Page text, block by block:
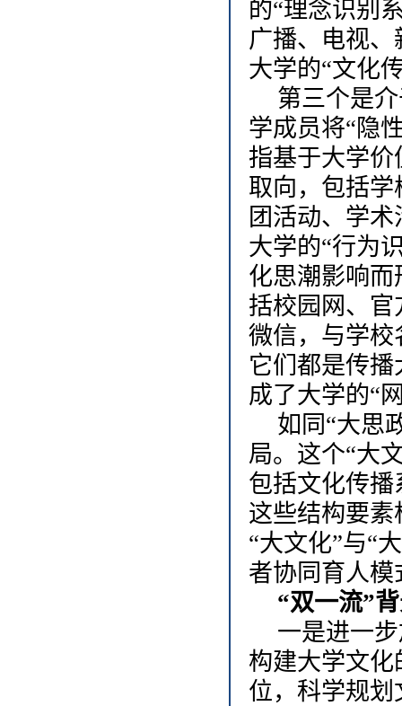
的“理念识别
广播、电视
大学的“文化
第三个是
学成员将“隐
指基于大学
取向，包括
团活动、学
大学的“行为
化思潮影响
括校园网、
微信，与学
它们都是传
成了大学的“
如同“大思
局。这个“大
包括文化传
这些结构要素
“大文化”与“
者协同育人模
“双一流”
一是进一
构建大学文
位，科学规